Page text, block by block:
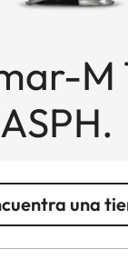
M
una